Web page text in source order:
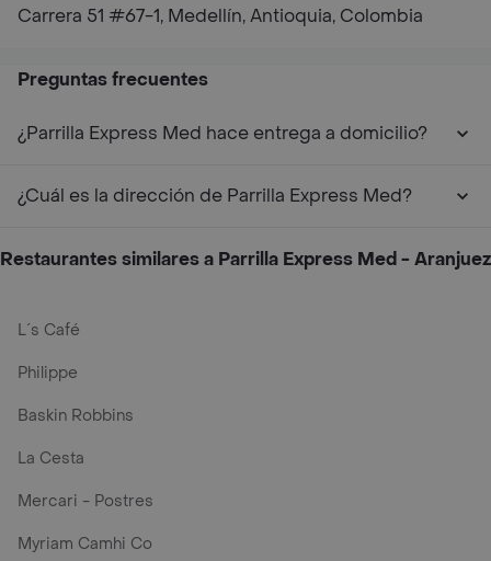
Carrera 51 #67-1, Medellín, Antioquia, Colombia
Preguntas frecuentes
¿Parrilla Express Med hace entrega a domicilio?
¿Cuál es la dirección de Parrilla Express Med?
Restaurantes similares a Parrilla Express Med - Aranjuez
L´s Café
Philippe
Baskin Robbins
La Cesta
Mercari - Postres
Myriam Camhi Co